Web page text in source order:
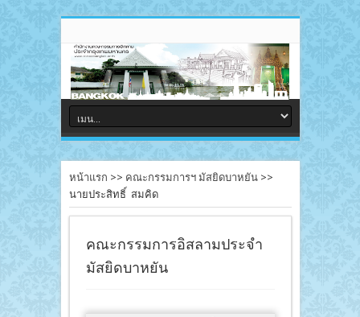
หน้าแรก >> คณะกรรมการฯ มัสยิดบาหยัน>>
นายประสิทธิ์ สมคิด
คณะกรรมการอิสลามประจำ
มัสยิดบาหยัน